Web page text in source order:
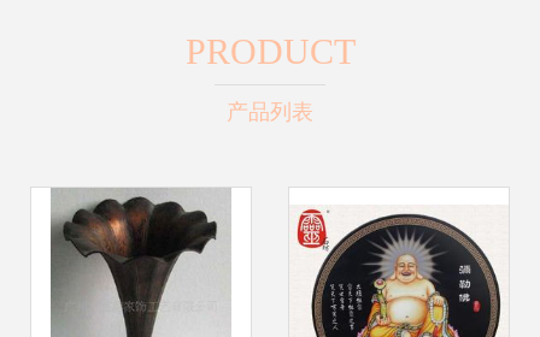
PRODUCT
产品列表